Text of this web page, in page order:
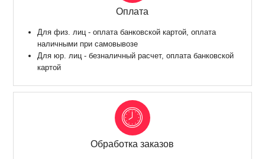
Оплата
Для физ. лиц - оплата банковской картой, оплата
наличными при самовывозе
Для юр. лиц - безналичный расчет, оплата банковской
картой
Обработка заказов